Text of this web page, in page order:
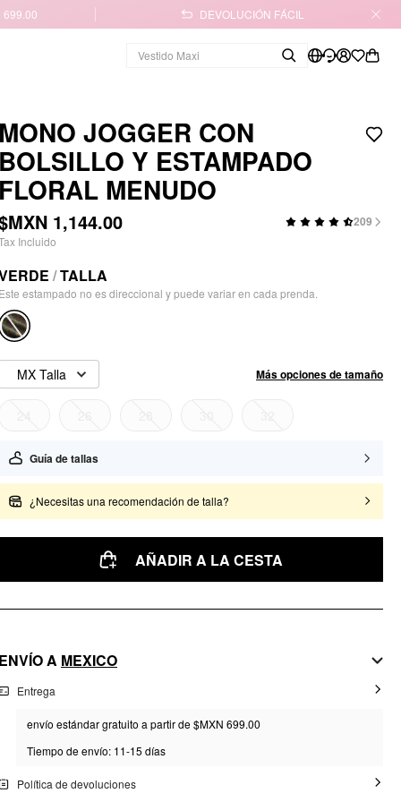
699.00 DEVOLUCIÓN FÁCIL
MONO JOGGER CON
BOLSILLO Y ESTAMPADO
FLORAL MENUDO
1,144.00 209
Incluido
/TALLA
Este estampado no es direccional y puede variar en cada prenda.
MX Talla Más opciones de tamaño
Guía de tallas
¿Necesitas una recomendación de talla?
AÑADIR A LA CESTA
ENVÍO A MEXICO
Entrega
envío estándar gratuito a partir de $MXN 699.00
Tiempo de envío: 11-15 días
Política de devoluciones